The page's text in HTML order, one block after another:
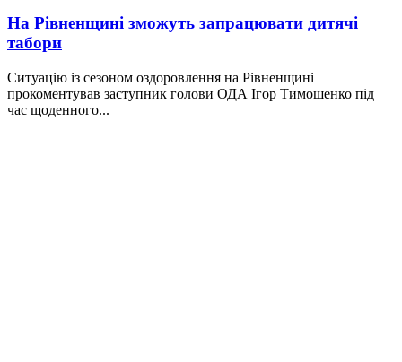
На Рівненщині зможуть запрацювати дитячі
табори
Ситуацію із сезоном оздоровлення на Рівненщині
прокоментував заступник голови ОДА Ігор Тимошенко під
час щоденного...